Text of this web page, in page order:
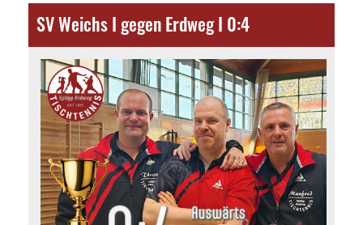
SV Weichs I gegen Erdweg I 0:4